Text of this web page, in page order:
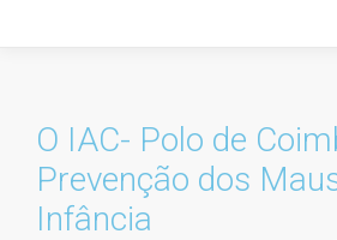
O IAC- Polo de
Prevenção dos
Infância